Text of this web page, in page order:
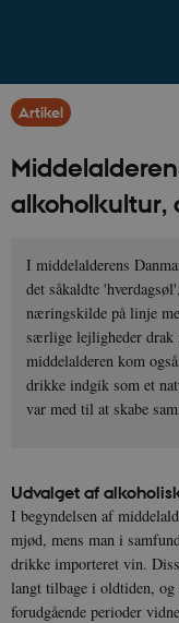
Artikel
alkoholkultur,
I middelalderens
det såkaldte
næringskilde på linje
særlige lejligheder
middelalderen kom
drikke indgik som et
var med til at skabe
Udvalget af
I begyndelsen af
mjød, mens man i
drikke importeret vin.
langt tilbage i oldtiden,
forudgående perioder